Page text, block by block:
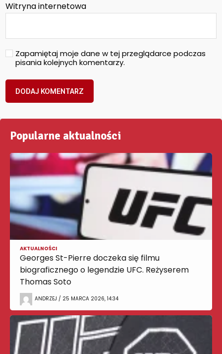
Witryna internetowa
Zapamiętaj moje dane w tej przeglądarce podczas
pisania kolejnych komentarzy.
Popularne aktualności
AKTUALNOŚCI
Georges St-Pierre doczeka się filmu
biograficznego o legendzie UFC. Reżyserem
Thomas Soto
ANDRZEJ / 25 MARCA 2026, 14:34